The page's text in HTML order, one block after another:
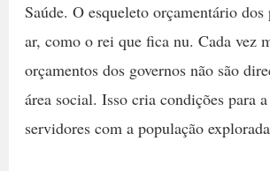
Saúde. O esqueleto orçamentário dos
ar, como o rei que fica nu. Cada vez
orçamentos dos governos não são
área social. Isso cria condições para
servidores com a população